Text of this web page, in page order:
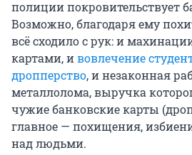
полиции покровительствует
Возможно, благодаря ему
всё сходило с рук: и
картами, ивовлечение
дропперство, и незаконная
металлолома, выручка
чужие банковские карты
главное — похищения,
над людьми.